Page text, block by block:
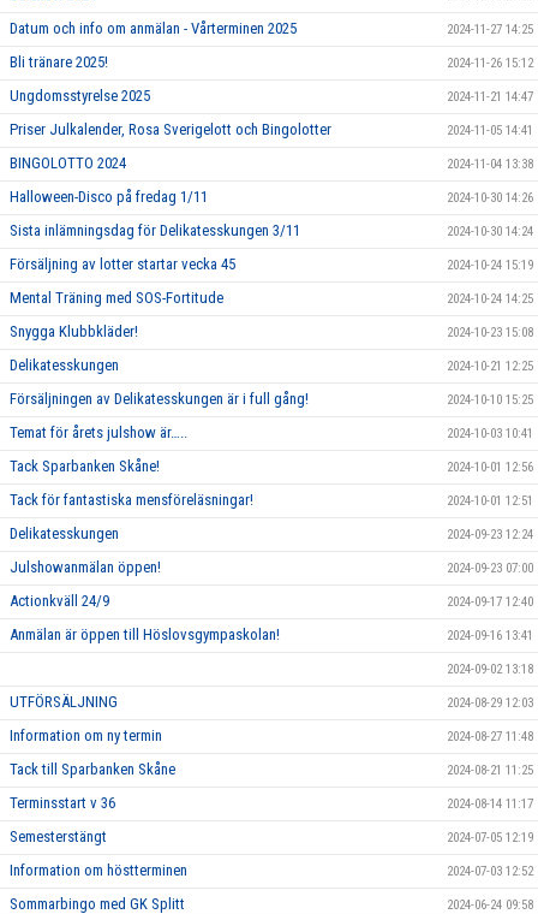
Datum och info om anmälan - Vårterminen 2025 2024-11-27 14:25
Bli tränare 2025! 2024-11-26 15:12
Ungdomsstyrelse 2025 2024-11-21 14:47
Priser Julkalender, Rosa Sverigelott och Bingolotter 2024-11-05 14:41
BINGOLOTTO 2024 2024-11-04 13:38
Halloween-Disco på fredag 1/11 2024-10-30 14:26
Sista inlämningsdag för Delikatesskungen 3/11 2024-10-30 14:24
Försäljning av lotter startar vecka 45 2024-10-24 15:19
Mental Träning med SOS-Fortitude 2024-10-24 14:25
Snygga Klubbkläder! 2024-10-23 15:08
Delikatesskungen 2024-10-21 12:25
Försäljningen av Delikatesskungen är i full gång! 2024-10-10 15:25
Temat för årets julshow är….. 2024-10-03 10:41
Tack Sparbanken Skåne! 2024-10-01 12:56
Tack för fantastiska mensföreläsningar! 2024-10-01 12:51
Delikatesskungen 2024-09-23 12:24
Julshowanmälan öppen! 2024-09-23 07:00
Actionkväll 24/9 2024-09-17 12:40
Anmälan är öppen till Höslovsgympaskolan! 2024-09-16 13:41
2024-09-02 13:18
UTFÖRSÄLJNING 2024-08-29 12:03
Information om ny termin 2024-08-27 11:48
Tack till Sparbanken Skåne 2024-08-21 11:25
Terminsstart v 36 2024-08-14 11:17
Semesterstängt 2024-07-05 12:19
Information om höstterminen 2024-07-03 12:52
Sommarbingo med GK Splitt 2024-06-24 09:58